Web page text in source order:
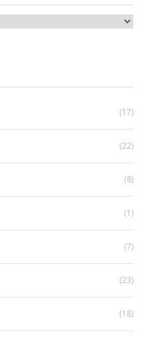
(17)
(22)
(8)
(1)
(7)
(23)
(18)